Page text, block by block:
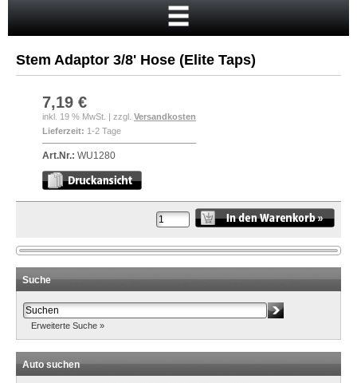
Neukunde?
Kasse
Anmelden
Stem Adaptor 3/8' Hose (Elite Taps)
7,19 €
inkl. 19 % MwSt. | zzgl. Versandkosten
Lieferzeit: 1-2 Tage
Art.Nr.: WU1280
Suche
Erweiterte Suche »
Auto suchen